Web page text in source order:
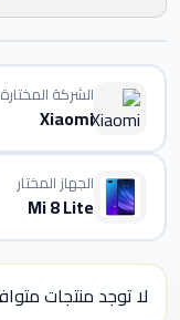
الشركة المختارة
Xiaomi
الجهاز المختار
Mi 8 Lite
لا توجد منتجات